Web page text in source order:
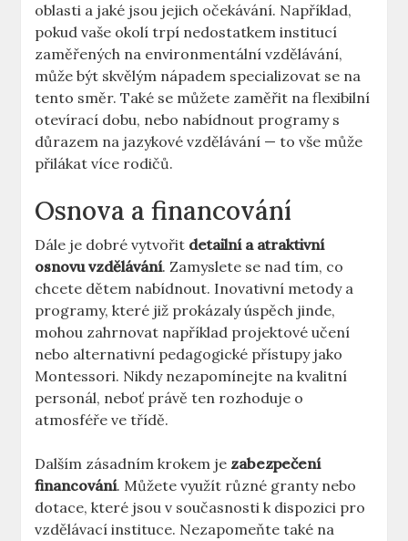
oblasti a jaké jsou jejich očekávání. Například,
pokud vaše okolí trpí nedostatkem institucí
zaměřených na environmentální vzdělávání,
může být skvělým nápadem specializovat se na
tento směr. Také se můžete zaměřit na flexibilní
otevírací dobu, nebo nabídnout programy s
důrazem na jazykové vzdělávání — to vše může
přilákat více rodičů.
Osnova a financování
Dále je dobré vytvořit detailní a atraktivní
osnovu vzdělávání. Zamyslete se nad tím, co
chcete dětem nabídnout. Inovativní metody a
programy, které již prokázaly úspěch jinde,
mohou zahrnovat například projektové učení
nebo alternativní pedagogické přístupy jako
Montessori. Nikdy nezapomínejte na kvalitní
personál, neboť právě ten rozhoduje o
atmosféře ve třídě.
Dalším zásadním krokem je zabezpečení
financování. Můžete využít různé granty nebo
dotace, které jsou v současnosti k dispozici pro
vzdělávací instituce. Nezapomeňte také na